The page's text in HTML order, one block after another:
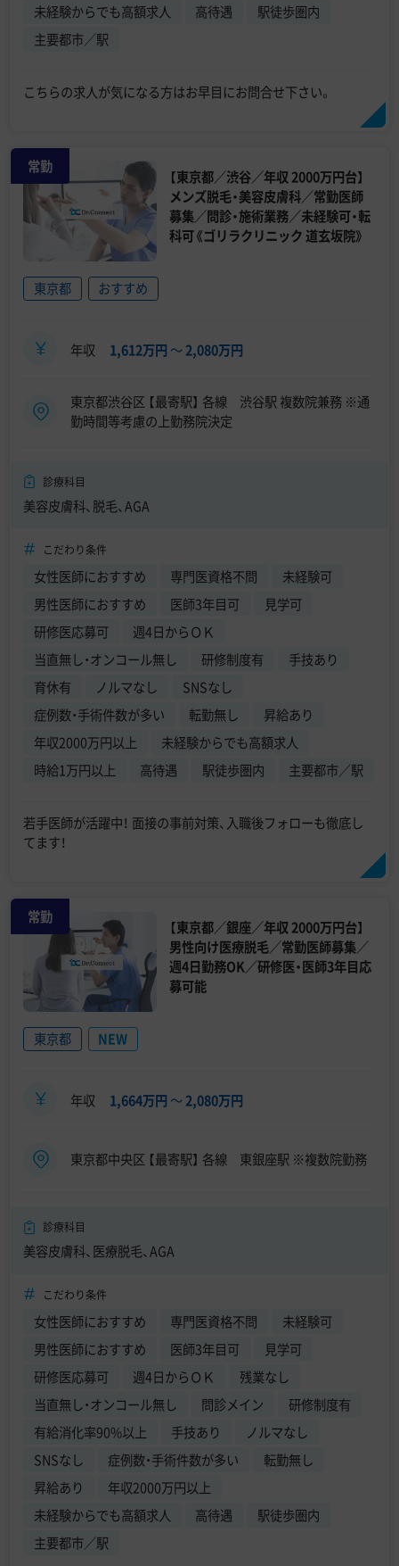
未経験からでも高額求人
高待遇
駅徒歩圏内
主要都市／駅
こちらの求人が気になる方はお早目にお問合せ下さい。
常勤
【東京都／渋谷／年収 2000万円台】
メンズ脱毛・美容皮膚科／常勤医師
募集／問診・施術業務／未経験可・転
科可《ゴリラクリニック 道玄坂院》
東京都 おすすめ
年収 1,612万円 〜2,080万円
東京都渋谷区 【最寄駅】 各線 渋谷駅 複数院兼務 ※通
勤時間等考慮の上勤務院決定
診療科目
美容皮膚科、脱毛、AGA
こだわり条件
女性医師におすすめ 専門医資格不問
未経験可
男性医師におすすめ
医師3年目可
見学可
研修医応募可
週4日からＯＫ
当直無し・オンコール無し
研修制度有
手技あり
育休有
ノルマなし
SNSなし
症例数・手術件数が多い
転勤無し
昇給あり
年収2000万円以上
未経験からでも高額求人
時給1万円以上
高待遇 駅徒歩圏内 主要都市／駅
若手医師が活躍中！ 面接の事前対策、入職後フォローも徹底し
てます！
常勤
【東京都／銀座／年収 2000万円台】
男性向け医療脱毛／常勤医師募集／
週4日勤務OK／研修医・医師3年目応
募可能
東京都 NEW
年収 1,664万円 〜2,080万円
東京都中央区 【最寄駅】 各線 東銀座駅 ※複数院勤務
診療科目
美容皮膚科、医療脱毛、AGA
こだわり条件
女性医師におすすめ 専門医資格不問
未経験可
男性医師におすすめ
医師3年目可
見学可
研修医応募可
週4日からＯＫ
残業なし
当直無し・オンコール無し
問診メイン
研修制度有
有給消化率90%以上
手技あり
ノルマなし
SNSなし
症例数・手術件数が多い
転勤無し
昇給あり
年収2000万円以上
未経験からでも高額求人
高待遇
駅徒歩圏内
主要都市／駅